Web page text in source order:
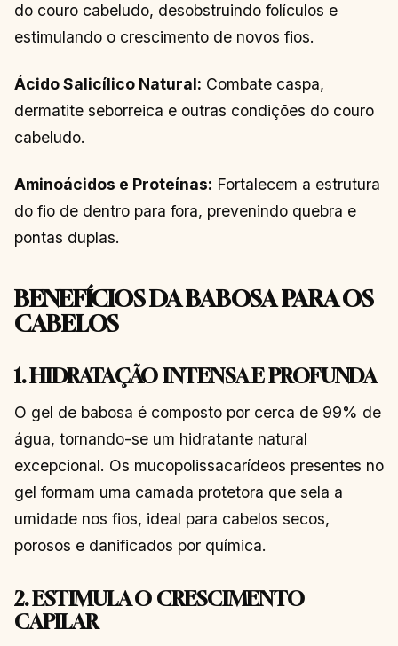
do couro cabeludo, desobstruindo folículos e
estimulando o crescimento de novos fios.
Ácido Salicílico Natural: Combate caspa,
dermatite seborreica e outras condições do couro
cabeludo.
Aminoácidos e Proteínas: Fortalecem a estrutura
do fio de dentro para fora, prevenindo quebra e
pontas duplas.
BENEFÍCIOS DA BABOSA PARA OS
CABELOS
1. HIDRATAÇÃO INTENSA E PROFUNDA
O gel de babosa é composto por cerca de 99% de
água, tornando-se um hidratante natural
excepcional. Os mucopolissacarídeos presentes no
gel formam uma camada protetora que sela a
umidade nos fios, ideal para cabelos secos,
porosos e danificados por química.
2. ESTIMULA O CRESCIMENTO
CAPILAR